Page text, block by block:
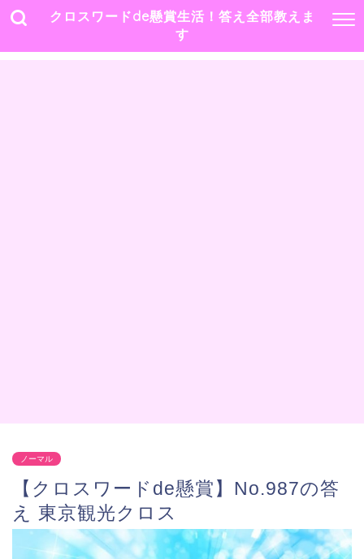
クロスワードde懸賞生活！答え全部教えま
す
ノーマル
【クロスワードde懸賞】No.987の答
え 東京観光クロス